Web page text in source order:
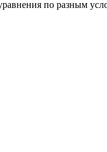
по разным